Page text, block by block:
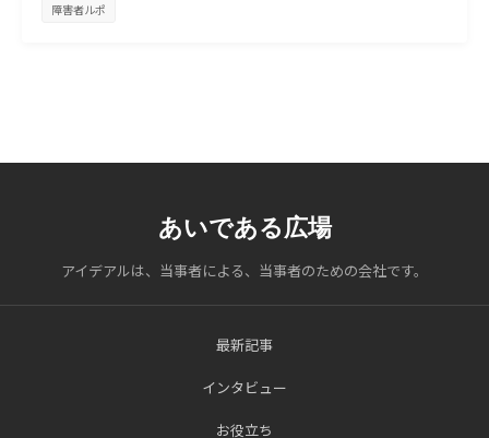
障害者ルポ
あいである広場
アイデアルは、当事者による、当事者のための会社です。
最新記事
インタビュー
お役立ち